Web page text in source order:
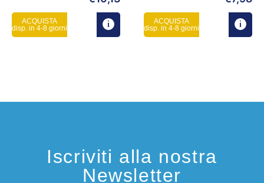
ACQUISTA
disp. in 4-8 giorni
ACQUISTA
disp. in 4-8 giorni
Iscriviti alla nostra
Newsletter